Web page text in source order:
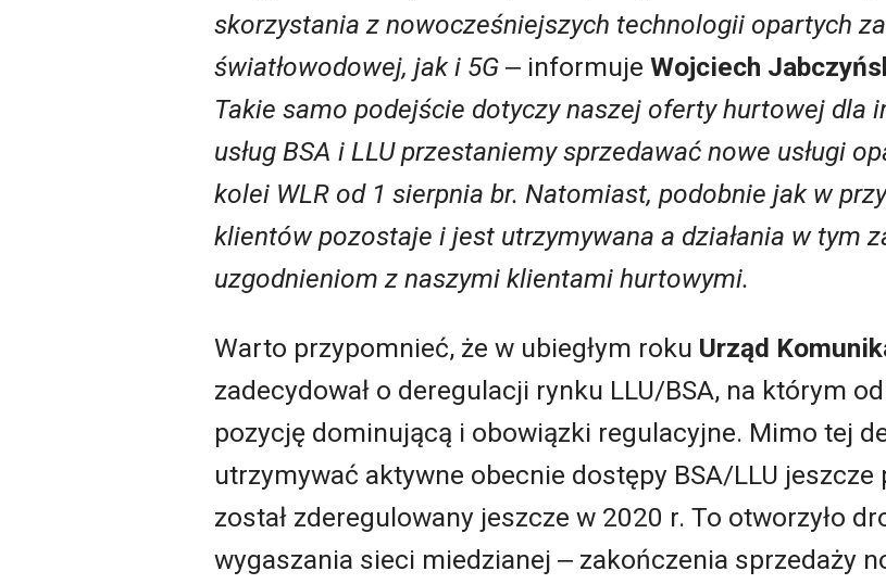
skorzystania z nowocześniejszych technologii opartych
światłowodowej, jak i 5G ‒ informuje Wojciech
Takie samo podejście dotyczy naszej oferty hurtowej dla
usług BSA i LLU przestaniemy sprzedawać nowe usługi
kolei WLR od 1 sierpnia br. Natomiast, podobnie jak w
klientów pozostaje i jest utrzymywana a działania w tym
uzgodnieniom z naszymi klientami hurtowymi.
Warto przypomnieć, że w ubiegłym roku Urząd
zadecydował o deregulacji rynku LLU/BSA, na którym
pozycję dominującą i obowiązki regulacyjne. Mimo tej
utrzymywać aktywne obecnie dostępy BSA/LLU jeszcze
został zderegulowany jeszcze w 2020 r. To otworzyło
wygaszania sieci miedzianej ‒ zakończenia sprzedaży